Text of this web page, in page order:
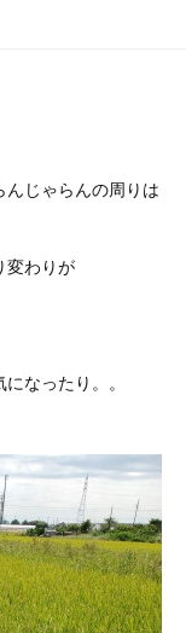
じゃらんの周りは
変わりが
なったり。。